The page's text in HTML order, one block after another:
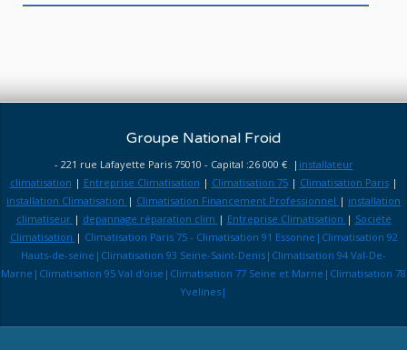
Groupe National Froid
- 221 rue Lafayette Paris 75010 - Capital :26 000 € | installateur
climatisation | Entreprise Climatisation | Climatisation 75| Climatisation Paris|
installation Climatisation | Climatisation Financement Professionnel | installation
climatiseur | depannage réparation clim | Entreprise Climatisation | Société
Climatisation | Climatisation Paris 75 - Climatisation 91 Essonne|Climatisation 92
Hauts-de-seine|Climatisation 93 Seine-Saint-Denis|Climatisation 94 Val-De-
Marne|Climatisation 95 Val d'oise|Climatisation 77 Seine et Marne|Climatisation 78
Yvelines|